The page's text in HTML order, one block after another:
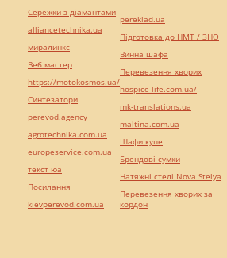
Сережки з діамантами
alliancetechnika.ua
миралинкс
Веб мастер
https://motokosmos.ua/
Синтезатори
perevod.agency
agrotechnika.com.ua
europeservice.com.ua
текст юа
Посилання
kievperevod.com.ua
pereklad.ua
Підготовка до НМТ / ЗНО
Винна шафа
Перевезення хворих
hospice-life.com.ua/
mk-translations.ua
maltina.com.ua
Шафи купе
Брендові сумки
Натяжні стелі Nova Stelya
Перевезення хворих за
кордон